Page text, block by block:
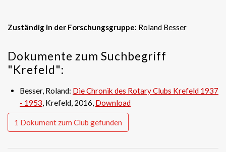
Zuständig in der Forschungsgruppe: Roland Besser
Dokumente zum Suchbegriff
"Krefeld":
Besser, Roland: Die Chronik des Rotary Clubs Krefeld 1937
- 1953, Krefeld, 2016, Download
1 Dokument zum Club gefunden